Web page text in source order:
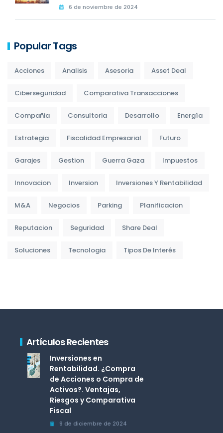
6 de noviembre de 2024
Popular Tags
Acciones Analisis Asesoria Asset Deal
Ciberseguridad Comparativa Transacciones
Compañia Consultoria Desarrollo Energía
Estrategia Fiscalidad Empresarial Futuro
Garajes Gestion Guerra Gaza Impuestos
Innovacion Inversion Inversiones Y Rentabilidad
M&A Negocios Parking Planificacion
Reputacion Seguridad Share Deal
Soluciones Tecnologia Tipos De Interés
Artículos Recientes
Inversiones en
Rentabilidad. ¿Compra
de Acciones o Compra de
Activos?. Ventajas,
Riesgos y Comparativa
Fiscal
9 de diciembre de 2024